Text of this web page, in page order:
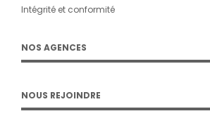
Intégrité et conformité
NOS AGENCES
NOUS REJOINDRE